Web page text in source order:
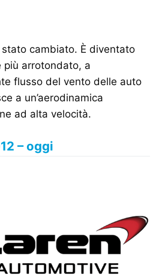
cambiato. È diventato
più arrotondato, a
flusso del vento delle auto
a un’aerodinamica
ad alta velocità.
– oggi